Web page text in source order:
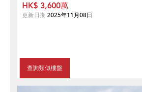
查詢類似樓盤
HK$ 3,600萬
更新日期 2025年11月08日